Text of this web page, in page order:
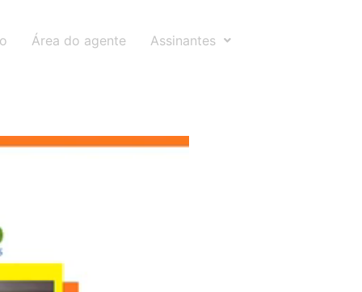
Área do agente Assinantes